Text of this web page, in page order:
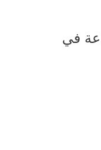
في